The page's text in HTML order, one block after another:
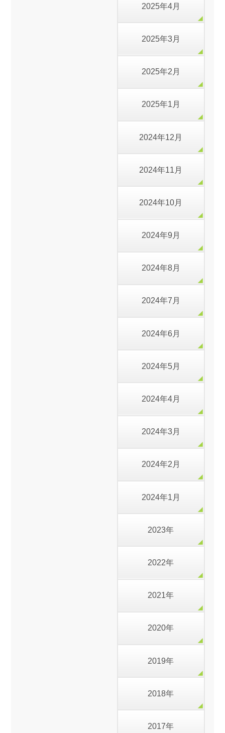
2025年4月
2025年3月
2025年2月
2025年1月
2024年12月
2024年11月
2024年10月
2024年9月
2024年8月
2024年7月
2024年6月
2024年5月
2024年4月
2024年3月
2024年2月
2024年1月
2023年
2022年
2021年
2020年
2019年
2018年
2017年